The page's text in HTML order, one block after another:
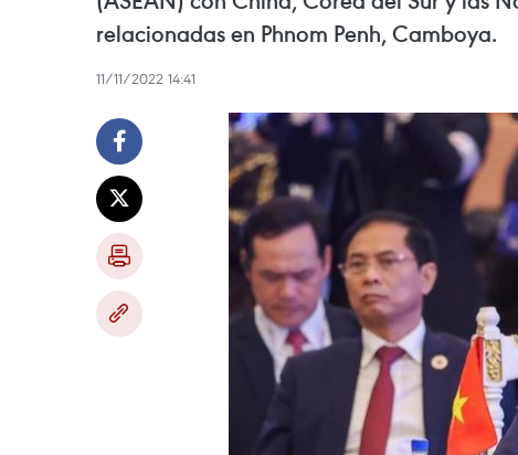
relacionadas en Phnom Penh, Camboya.
11/11/2022 14:41